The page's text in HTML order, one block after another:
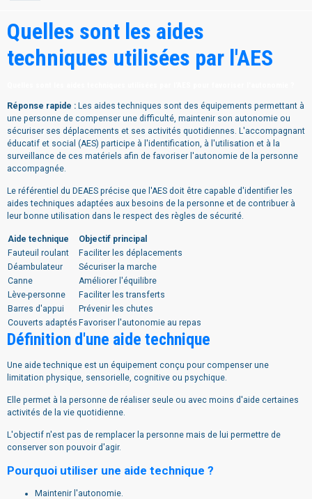
Quelles sont les aides
techniques utilisées par l'AES
Réponse rapide : Les aides techniques sont des équipements permettant à
une personne de compenser une difficulté, maintenir son autonomie ou
sécuriser ses déplacements et ses activités quotidiennes. L'accompagnant
éducatif et social (AES) participe à l'identification, à l'utilisation et à la
surveillance de ces matériels afin de favoriser l'autonomie de la personne
accompagnée.
Le référentiel du DEAES précise que l'AES doit être capable d'identifier les
aides techniques adaptées aux besoins de la personne et de contribuer à
leur bonne utilisation dans le respect des règles de sécurité.
Aide technique
Objectif principal
Fauteuil roulant
Faciliter les déplacements
Déambulateur
Sécuriser la marche
Canne
Améliorer l'équilibre
Lève-personne
Faciliter les transferts
Barres d'appui
Prévenir les chutes
Couverts adaptés Favoriser l'autonomie au repas
Définition d'une aide technique
Une aide technique est un équipement conçu pour compenser une
limitation physique, sensorielle, cognitive ou psychique.
Elle permet à la personne de réaliser seule ou avec moins d'aide certaines
activités de la vie quotidienne.
L'objectif n'est pas de remplacer la personne mais de lui permettre de
conserver son pouvoir d'agir.
Pourquoi utiliser une aide technique ?
Maintenir l'autonomie.